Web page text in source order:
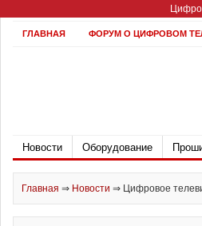
ГЛАВНАЯ ФОРУМ О ЦИФРОВОМ
Новости Оборудование
Главная ⇒ Новости ⇒ Цифровое